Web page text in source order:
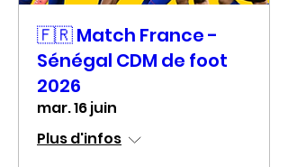
🇫🇷 Match France -
Sénégal CDM de foot
2026
mar. 16 juin
Plus d'infos